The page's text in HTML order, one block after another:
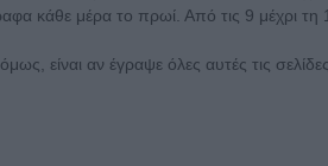
κάθε μέρα το πρωί. Από τις 9 μέχρι τη
είναι αν έγραψε όλες αυτές τις